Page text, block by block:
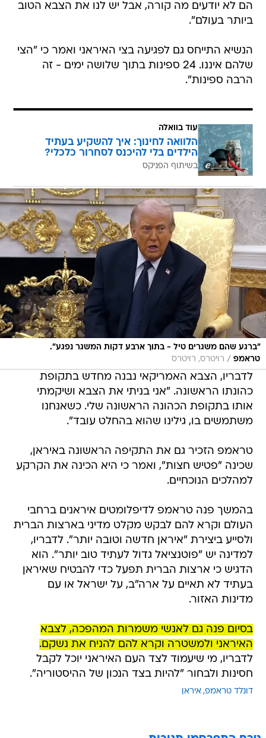
הם לא יודעים מה קורה, אבל יש לנו את הצבא הטוב
ביותר בעולם".
הנשיא התייחס גם לפגיעה בצי האיראני ואמר כי "הצי
שלהם איננו. 24 ספינות בתוך שלושה ימים - זה
הרבה ספינות".
עוד בוואלה
הלוואה לחינוך: איך להשקיע בעתיד
הילדים בלי להיכנס לסחרור כלכלי?
בשיתוף הפניקס
"ברגע שהם משגרים טיל - בתוך ארבע דקות המשגר נפגע".
טראמפ / רויטרס, רויטרס
לדבריו, הצבא האמריקאי נבנה מחדש בתקופת
כהונתו הראשונה. "אני בניתי את הצבא ושיקמתי
אותו בתקופת הכהונה הראשונה שלי. כשאנחנו
משתמשים בו, גילינו שהוא בהחלט עובד".
טראמפ הזכיר גם את התקיפה הראשונה באיראן,
שכינה "פטיש חצות", ואמר כי היא הכינה את הקרקע
למהלכים הנוכחיים.
בהמשך פנה טראמפ לדיפלומטים איראנים ברחבי
העולם וקרא להם לבקש מקלט מדיני בארצות הברית
ולסייע ביצירת "איראן חדשה וטובה יותר". לדבריו,
למדינה יש "פוטנציאל גדול לעתיד טוב יותר". הוא
הדגיש כי ארצות הברית תפעל כדי להבטיח שאיראן
בעתיד לא תאיים על ארה"ב, על ישראל או עם
מדינות האזור.
בסיום פנה גם לאנשי משמרות המהפכה, לצבא
האיראני ולמשטרה וקרא להם להניח את נשקם.
לדבריו, מי שיעמוד לצד העם האיראני יוכל לקבל
חסינות ולבחור "להיות בצד הנכון של ההיסטוריה".
דונלד טראמפ איראן